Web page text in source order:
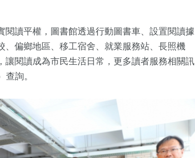
讀平權，圖書館透過行動圖書車、設置閱讀據
偏鄉地區、移工宿舍、就業服務站、長照機
閱讀成為市民生活日常，更多讀者服務相關訊
詢。